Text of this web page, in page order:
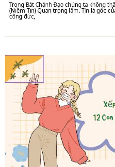
Trong Bát Chánh Đạo chúng ta không
(Niềm Tin) Quan trọng lắm. Tín là gốc
công đức,